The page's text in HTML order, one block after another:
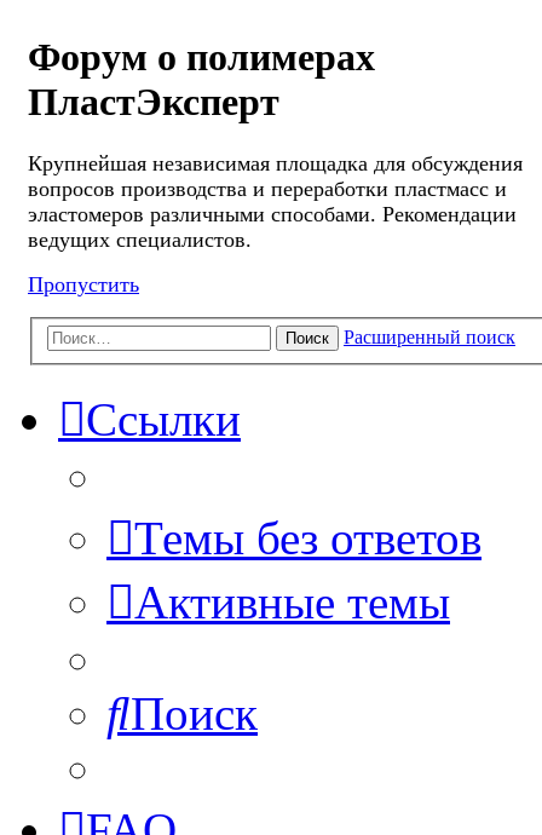
Форум о полимерах
ПластЭксперт
Крупнейшая независимая площадка для обсуждения
вопросов производства и переработки пластмасс и
эластомеров различными способами. Рекомендации
ведущих специалистов.
Пропустить
Поиск Расширенный поиск
Ссылки
Темы без ответов
Активные темы
Поиск